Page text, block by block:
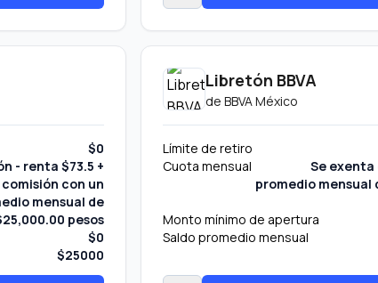
$0
- renta $73.5 +
comisión con un
mensual de
pesos
$0
$25000
Libretón BBVA
de BBVA México
Límite de retiro
Cuota mensual
Se exenta
promedio mensual
Monto mínimo de apertura
Saldo promedio mensual